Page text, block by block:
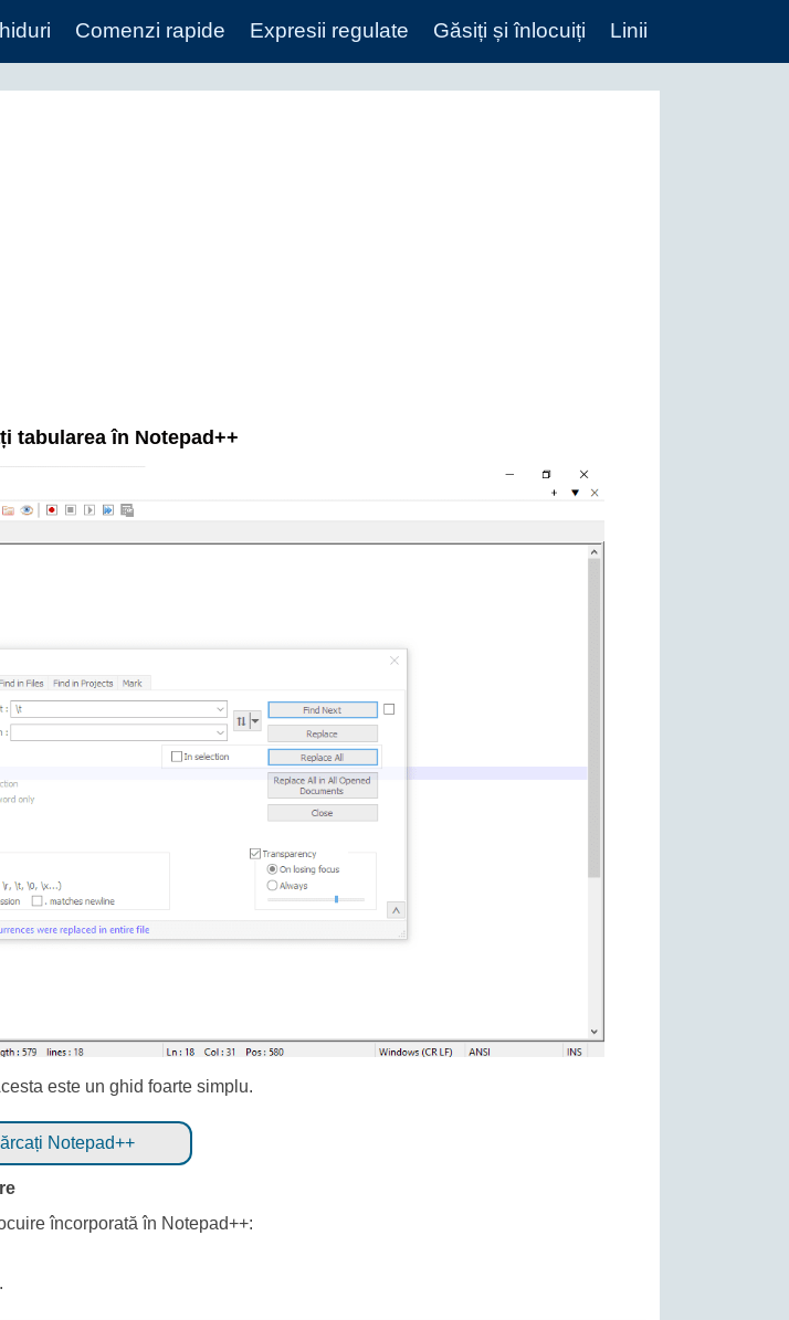
Comenzi rapide Expresii regulate Găsiți și înlocuiți Linii
tabularea în Notepad++
este un ghid foarte simplu.
Notepad++
încorporată în Notepad++:
.